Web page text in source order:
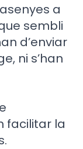
a
sembli
d’enviar
ni s’han
facilitar la